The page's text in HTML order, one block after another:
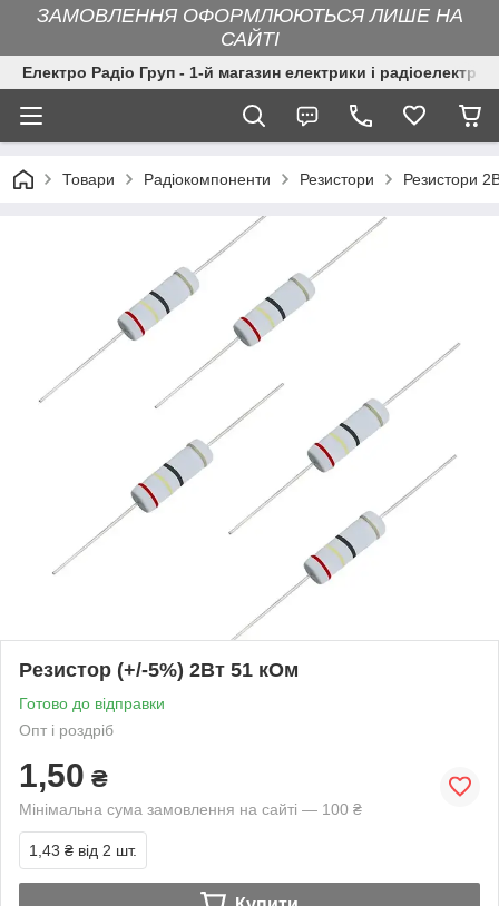
ЗАМОВЛЕННЯ ОФОРМЛЮЮТЬСЯ ЛИШЕ НА
САЙТІ
Електро Радіо Груп - 1-й магазин електрики і
Товари Радіокомпоненти Резистори Резистори
Резистор (+/-5%) 2Вт 51 кОм
Готово до відправки
Опт і роздріб
1,50 ₴
Мінімальна сума замовлення на сайті — 100 ₴
1,43 ₴ від 2 шт.